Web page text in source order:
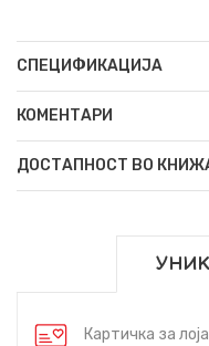
СПЕЦИФИКАЦИЈА
КОМЕНТАРИ
ДОСТАПНОСТ ВО
Картичка за